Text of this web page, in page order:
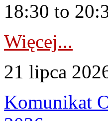
18:30 to
Więcej...
21 lipca
Komunikat